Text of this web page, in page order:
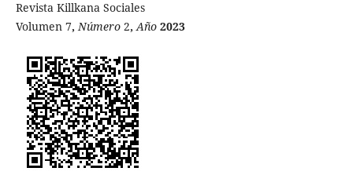
Revista Killkana Sociales
Volumen 7,Número2,Año 2023